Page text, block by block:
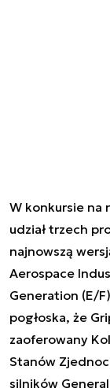
W konkursie na
udział trzech
najnowszą
Aerospace
Generation (E/
pogłoska, że
zaoferowany
Stanów
silników